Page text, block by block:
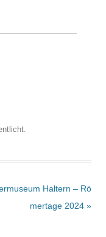
Haltern – Rö
mertage 2024 »